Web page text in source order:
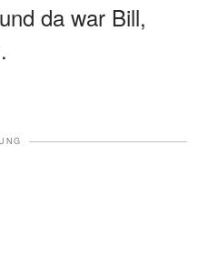
da war Bill,